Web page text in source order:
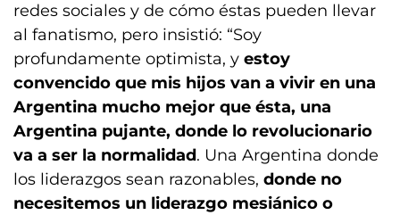
redes sociales y de cómo éstas pueden llevar
al fanatismo, pero insistió: “Soy
profundamente optimista, y estoy
convencido que mis hijos van a vivir en una
Argentina mucho mejor que ésta, una
Argentina pujante, donde lo revolucionario
va a ser la normalidad. Una Argentina donde
los liderazgos sean razonables, donde no
necesitemos un liderazgo mesiánico o